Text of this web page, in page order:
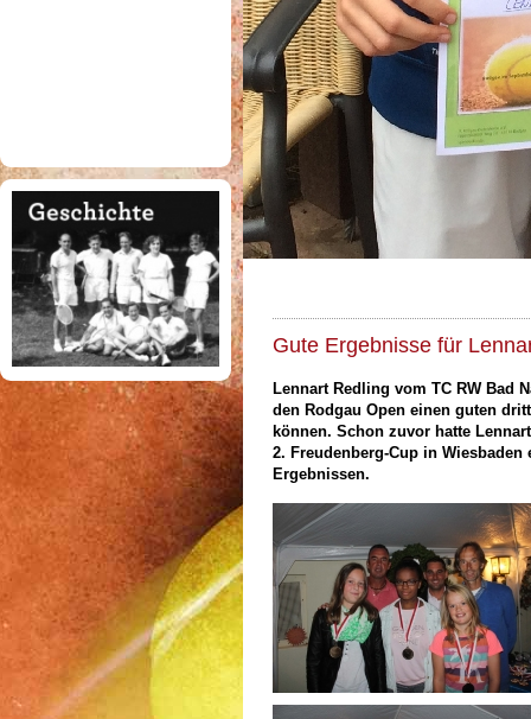
Gute Ergebnisse für
Lennart Redling vom TC RW Bad
den Rodgau Open einen guten
können. Schon zuvor hatte
2. Freudenberg-Cup in
Ergebnissen.